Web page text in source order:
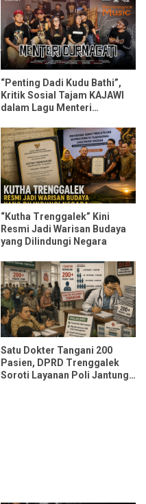
“Penting Dadi Kudu Bathi”,
Kritik Sosial Tajam KAJAWI
dalam Lagu Menteri
“Kutha Trenggalek” Kini
Resmi Jadi Warisan Budaya
yang Dilindungi Negara
Satu Dokter Tangani 200
Pasien, DPRD Trenggalek
Soroti Layanan Poli Jantung